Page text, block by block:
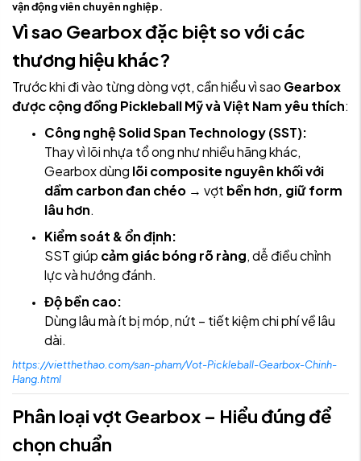
vận động viên chuyên nghiệp.
Vì sao Gearbox đặc biệt so với các
thương hiệu khác?
Trước khi đi vào từng dòng vợt, cần hiểu vì sao Gearbox
được cộng đồng Pickleball Mỹ và Việt Nam yêu thích:
Công nghệ Solid Span Technology (SST):
Thay vì lõi nhựa tổ ong như nhiều hãng khác,
Gearbox dùng lõi composite nguyên khối với
dầm carbon đan chéo → vợt bền hơn, giữ form
lâu hơn.
Kiểm soát & ổn định:
SST giúp cảm giác bóng rõ ràng, dễ điều chỉnh
lực và hướng đánh.
Độ bền cao:
Dùng lâu mà ít bị móp, nứt – tiết kiệm chi phí về lâu
dài.
https://vietthethao.com/san-pham/Vot-Pickleball-Gearbox-Chinh-
Hang.html
Phân loại vợt Gearbox – Hiểu đúng để
chọn chuẩn